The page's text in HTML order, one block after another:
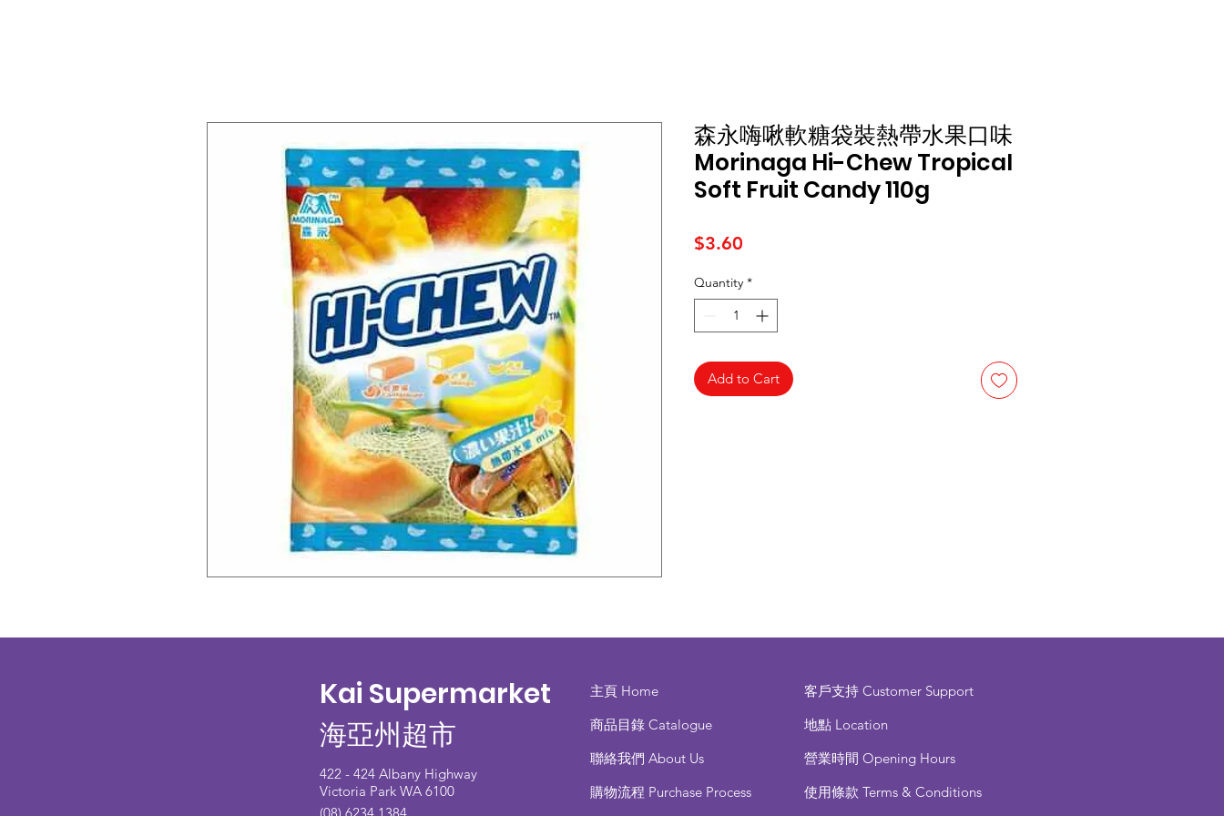
森永嗨啾軟糖袋裝熱帶水果口味
Morinaga Hi-Chew Tropical
Soft Fruit Candy 110g
$3.60
Quantity *
Add to Cart
Kai Supermarket
海亞州超市
422 - 424 Albany Highway
Victoria Park WA 6100
主頁 Home
商品目錄 ​Catalogue
聯絡我們 About Us
​購物流程 Purchase Process
客戶支持Customer Support
地點 Location
營業時間Opening Hours
使用條款Terms & Conditions